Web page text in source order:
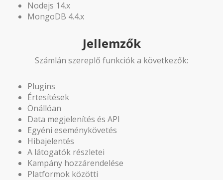
Nodejs 14.x
MongoDB 4.4.x
Jellemzők
Számlán szereplő funkciók a következők:
Plugins
Értesítések
Önállóan
Data megjelenítés és API
Egyéni eseménykövetés
Hibajelentés
A látogatók részletei
Kampány hozzárendelése
Platformok közötti